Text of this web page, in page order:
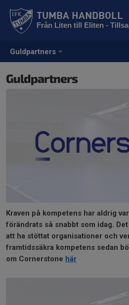
Guldpartners
TUMBA HANDBOLL
Från Liten till Eliten -
Guldpartners
Kraven på kompetens har aldrig
förändrats så snabbt som idag.
att ha stöttat organisationer och
framtidssäkra kompetens sedan
om Cornerstone här